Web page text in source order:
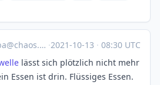
·2021-10-13 · 08:30 UTC
lässt sich plötzlich nicht mehr
Essen ist drin. Flüssiges Essen.